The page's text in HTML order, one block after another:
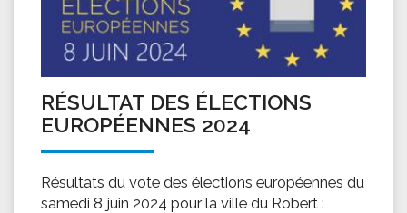
RÉSULTAT DES ÉLECTIONS
EUROPÉENNES 2024
Résultats du vote des élections européennes du
samedi 8 juin 2024 pour la ville du Robert :